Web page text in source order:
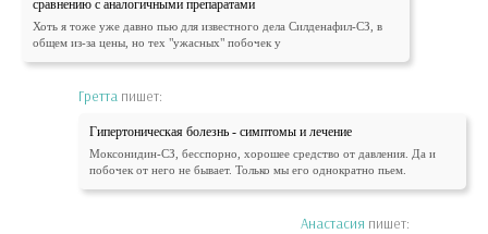
сравнению с аналогичными препаратами
Хоть я тоже уже давно пью для известного дела Силденафил-СЗ, в
общем из-за цены, но тех "ужасных" побочек у
Гретта пишет:
Гипертоническая болезнь - симптомы и лечение
Моксонидин-СЗ, бесспорно, хорошее средство от давления. Да и
побочек от него не бывает. Только мы его однократно пьем.
Анастасия пишет: